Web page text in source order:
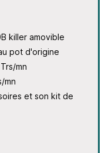
killer amovible
pot d'origine
mn
mn
et son kit de